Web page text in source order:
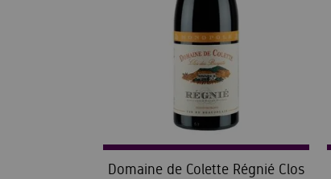
Domaine de Colette Régnié Clos